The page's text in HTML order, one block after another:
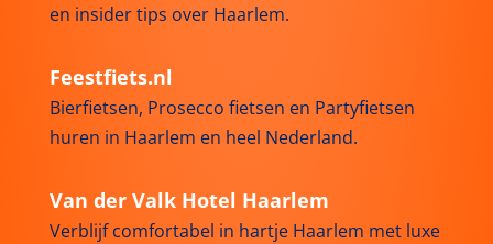
en insider tips over Haarlem.
Feestfiets.nl
Bierfietsen, Prosecco fietsen en Partyfietsen
huren in Haarlem en heel Nederland.
Van der Valk Hotel Haarlem
Verblijf comfortabel in hartje Haarlem met luxe